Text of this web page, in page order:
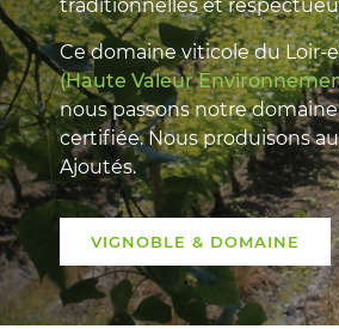
traditionnelles et
Ce domaine viticole du Loir-
(Haute Valeur
nous passons notre
certifiée. Nous produisons
Ajoutés.
VIGNOBLE & DOMAINE